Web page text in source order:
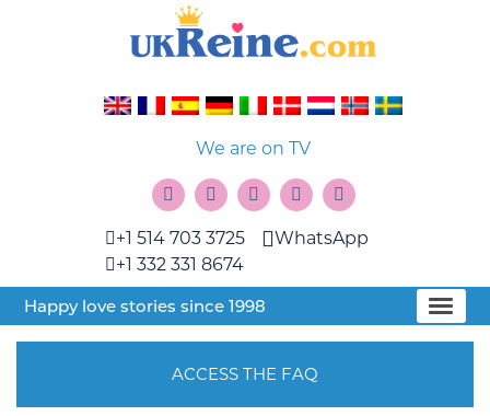
We are on TV
+1 514 703 3725
+1 332 331 8674
WhatsApp
Happy love stories since 1998
ACCESS THE FAQ